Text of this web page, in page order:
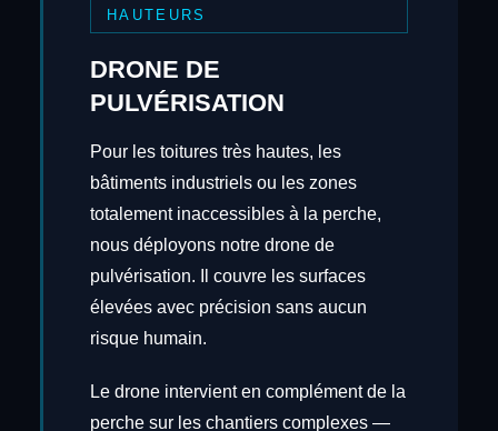
HAUTEURS
DRONE DE
PULVÉRISATION
Pour les toitures très hautes, les
bâtiments industriels ou les zones
totalement inaccessibles à la perche,
nous déployons notre drone de
pulvérisation. Il couvre les surfaces
élevées avec précision sans aucun
risque humain.
Le drone intervient en complément de la
perche sur les chantiers complexes —